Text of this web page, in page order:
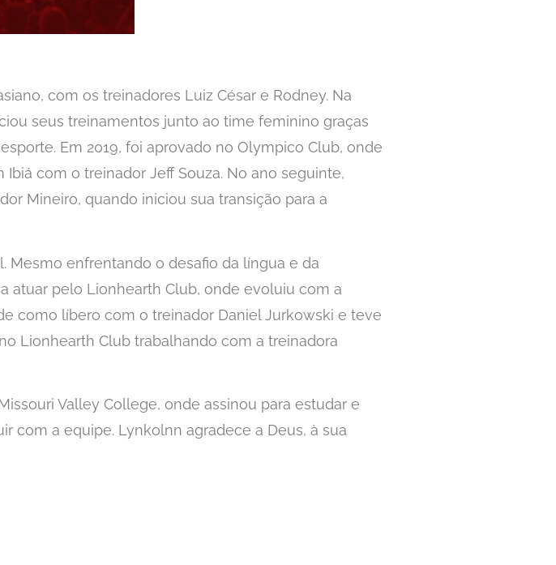
com os treinadores Luiz César e Rodney. Na
seus treinamentos junto ao time feminino graças
Em 2019, foi aprovado no Olympico Club, onde
com o treinador Jeff Souza. No ano seguinte,
Mineiro, quando iniciou sua transição para a
Mesmo enfrentando o desafio da língua e da
atuar pelo Lionhearth Club, onde evoluiu com a
como líbero com o treinador Daniel Jurkowski e teve
Lionhearth Club trabalhando com a treinadora
Valley College, onde assinou para estudar e
com a equipe. Lynkolnn agradece a Deus, à sua